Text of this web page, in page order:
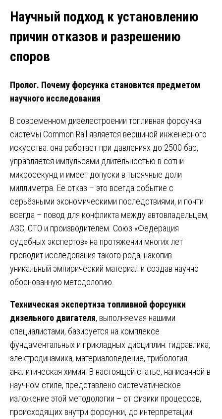
Научный подход к установлению
причин отказов и разрешению
споров
Пролог. Почему форсунка становится предметом
научного исследования
В современном дизелестроении топливная форсунка
системы Common Rail является вершиной инженерного
искусства: она работает при давлениях до 2500 бар,
управляется импульсами длительностью в сотни
микросекунд и имеет допуски в тысячные доли
миллиметра. Её отказ – это всегда событие с
серьёзными экономическими последствиями, и почти
всегда – повод для конфликта между автовладельцем,
АЗС, СТО и производителем. Союз «Федерация
судебных экспертов» на протяжении многих лет
проводит исследования такого рода, накопив
уникальный эмпирический материал и создав научно
обоснованную методологию.
Техническая экспертиза топливной форсунки
дизельного двигателя, выполняемая нашими
специалистами, базируется на комплексе
фундаментальных и прикладных дисциплин: гидравлика,
электродинамика, материаловедение, трибология,
аналитическая химия. В настоящей статье, написанной в
научном стиле, представлено систематическое
изложение этой методологии – от физики процессов,
происходящих внутри форсунки, до интерпретации